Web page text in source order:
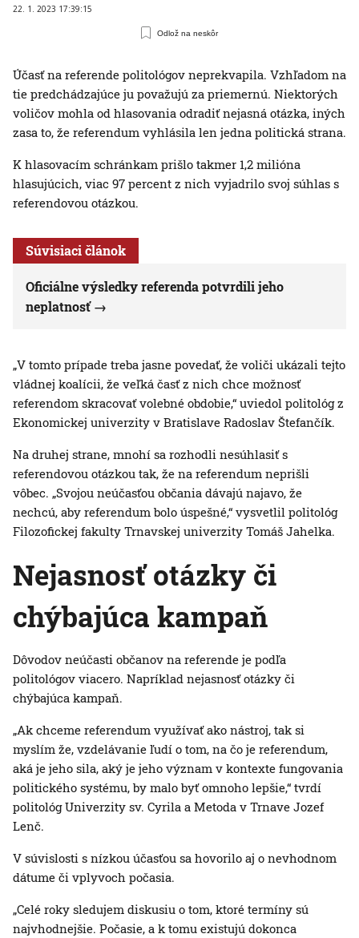
22. 1. 2023 17:39:15
Odlož na neskôr
Účasť na referende politológov neprekvapila. Vzhľadom na
tie predchádzajúce ju považujú za priemernú. Niektorých
voličov mohla od hlasovania odradiť nejasná otázka, iných
zasa to, že referendum vyhlásila len jedna politická strana.
K hlasovacím schránkam prišlo takmer 1,2 milióna
hlasujúcich, viac 97 percent z nich vyjadrilo svoj súhlas s
referendovou otázkou.
Súvisiaci článok
Oficiálne výsledky referenda potvrdili jeho
neplatnosť
„V tomto prípade treba jasne povedať, že voliči ukázali tejto
vládnej koalícii, že veľká časť z nich chce možnosť
referendom skracovať volebné obdobie,“ uviedol politológ z
Ekonomickej univerzity v Bratislave Radoslav Štefančík.
Na druhej strane, mnohí sa rozhodli nesúhlasiť s
referendovou otázkou tak, že na referendum neprišli
vôbec. „Svojou neúčasťou občania dávajú najavo, že
nechcú, aby referendum bolo úspešné,“ vysvetlil politológ
Filozofickej fakulty Trnavskej univerzity Tomáš Jahelka.
Nejasnosť otázky či
chýbajúca kampaň
Dôvodov neúčasti občanov na referende je podľa
politológov viacero. Napríklad nejasnosť otázky či
chýbajúca kampaň.
„Ak chceme referendum využívať ako nástroj, tak si
myslím že, vzdelávanie ľudí o tom, na čo je referendum,
aká je jeho sila, aký je jeho význam v kontexte fungovania
politického systému, by malo byť omnoho lepšie,“ tvrdí
politológ Univerzity sv. Cyrila a Metoda v Trnave Jozef
Lenč.
V súvislosti s nízkou účasťou sa hovorilo aj o nevhodnom
dátume či vplyvoch počasia.
„Celé roky sledujem diskusiu o tom, ktoré termíny sú
najvhodnejšie. Počasie, a k tomu existujú dokonca